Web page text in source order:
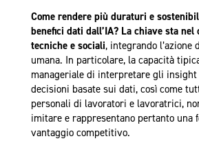
Come rendere più duraturi e
benefici dati dall’IA? La chiave sta nel
tecniche e sociali, integrando l’azione
umana. In particolare, la capacità
manageriale di interpretare gli insight
decisioni basate sui dati, così come
personali di lavoratori e lavoratrici,
imitare e rappresentano pertanto una
vantaggio competitivo.